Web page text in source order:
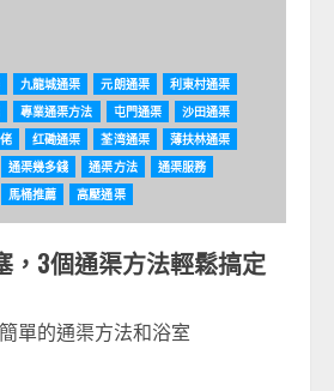
九龍城通渠 元朗通渠
利東村通渠
專業通渠方法 屯門通渠
沙田通渠
红磡通渠 荃湾通渠
薄扶林通渠
通渠幾多錢 通渠方法
通渠服務
馬桶推薦 高壓通渠
，3個通渠方法輕鬆搞定
單的通渠方法和浴室